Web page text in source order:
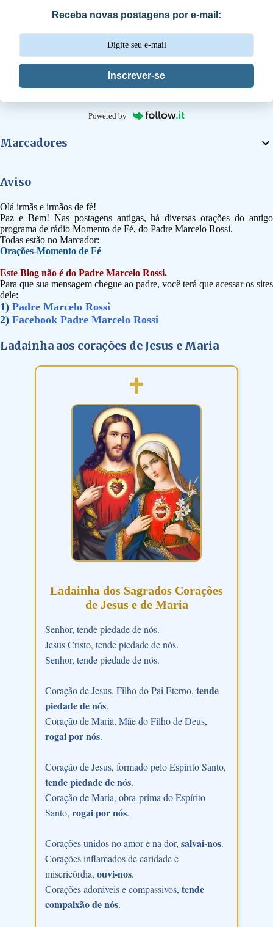
s
Receba novas postagens por e-mail:
Inscrever-se
Powered by
Marcadores
Aviso
Olá irmãs e irmãos de fé!
Paz e Bem! Nas postagens antigas, há diversas orações do antigo
programa de rádio Momento de Fé, do Padre Marcelo Rossi.
Todas estão no Marcador:
Orações-Momento de Fé
Este Blog não é do Padre Marcelo Rossi.
Para que sua mensagem chegue ao padre, você terá que acessar os sites
dele:
1) Padre Marcelo Rossi
2) Facebook Padre Marcelo Rossi
Ladainha aos corações de Jesus e Maria
Ladainha dos Sagrados Corações
de Jesus e de Maria
Senhor, tende piedade de nós.
Jesus Cristo, tende piedade de nós.
Senhor, tende piedade de nós.
Coração de Jesus, Filho do Pai Eterno, tende
piedade de nós.
Coração de Maria, Mãe do Filho de Deus,
rogai por nós.
Coração de Jesus, formado pelo Espírito Santo,
tende piedade de nós.
Coração de Maria, obra-prima do Espírito
Santo, rogai por nós.
Corações unidos no amor e na dor, salvai-nos.
Corações inflamados de caridade e
misericórdia, ouvi-nos.
Corações adoráveis e compassivos, tende
compaixão de nós.